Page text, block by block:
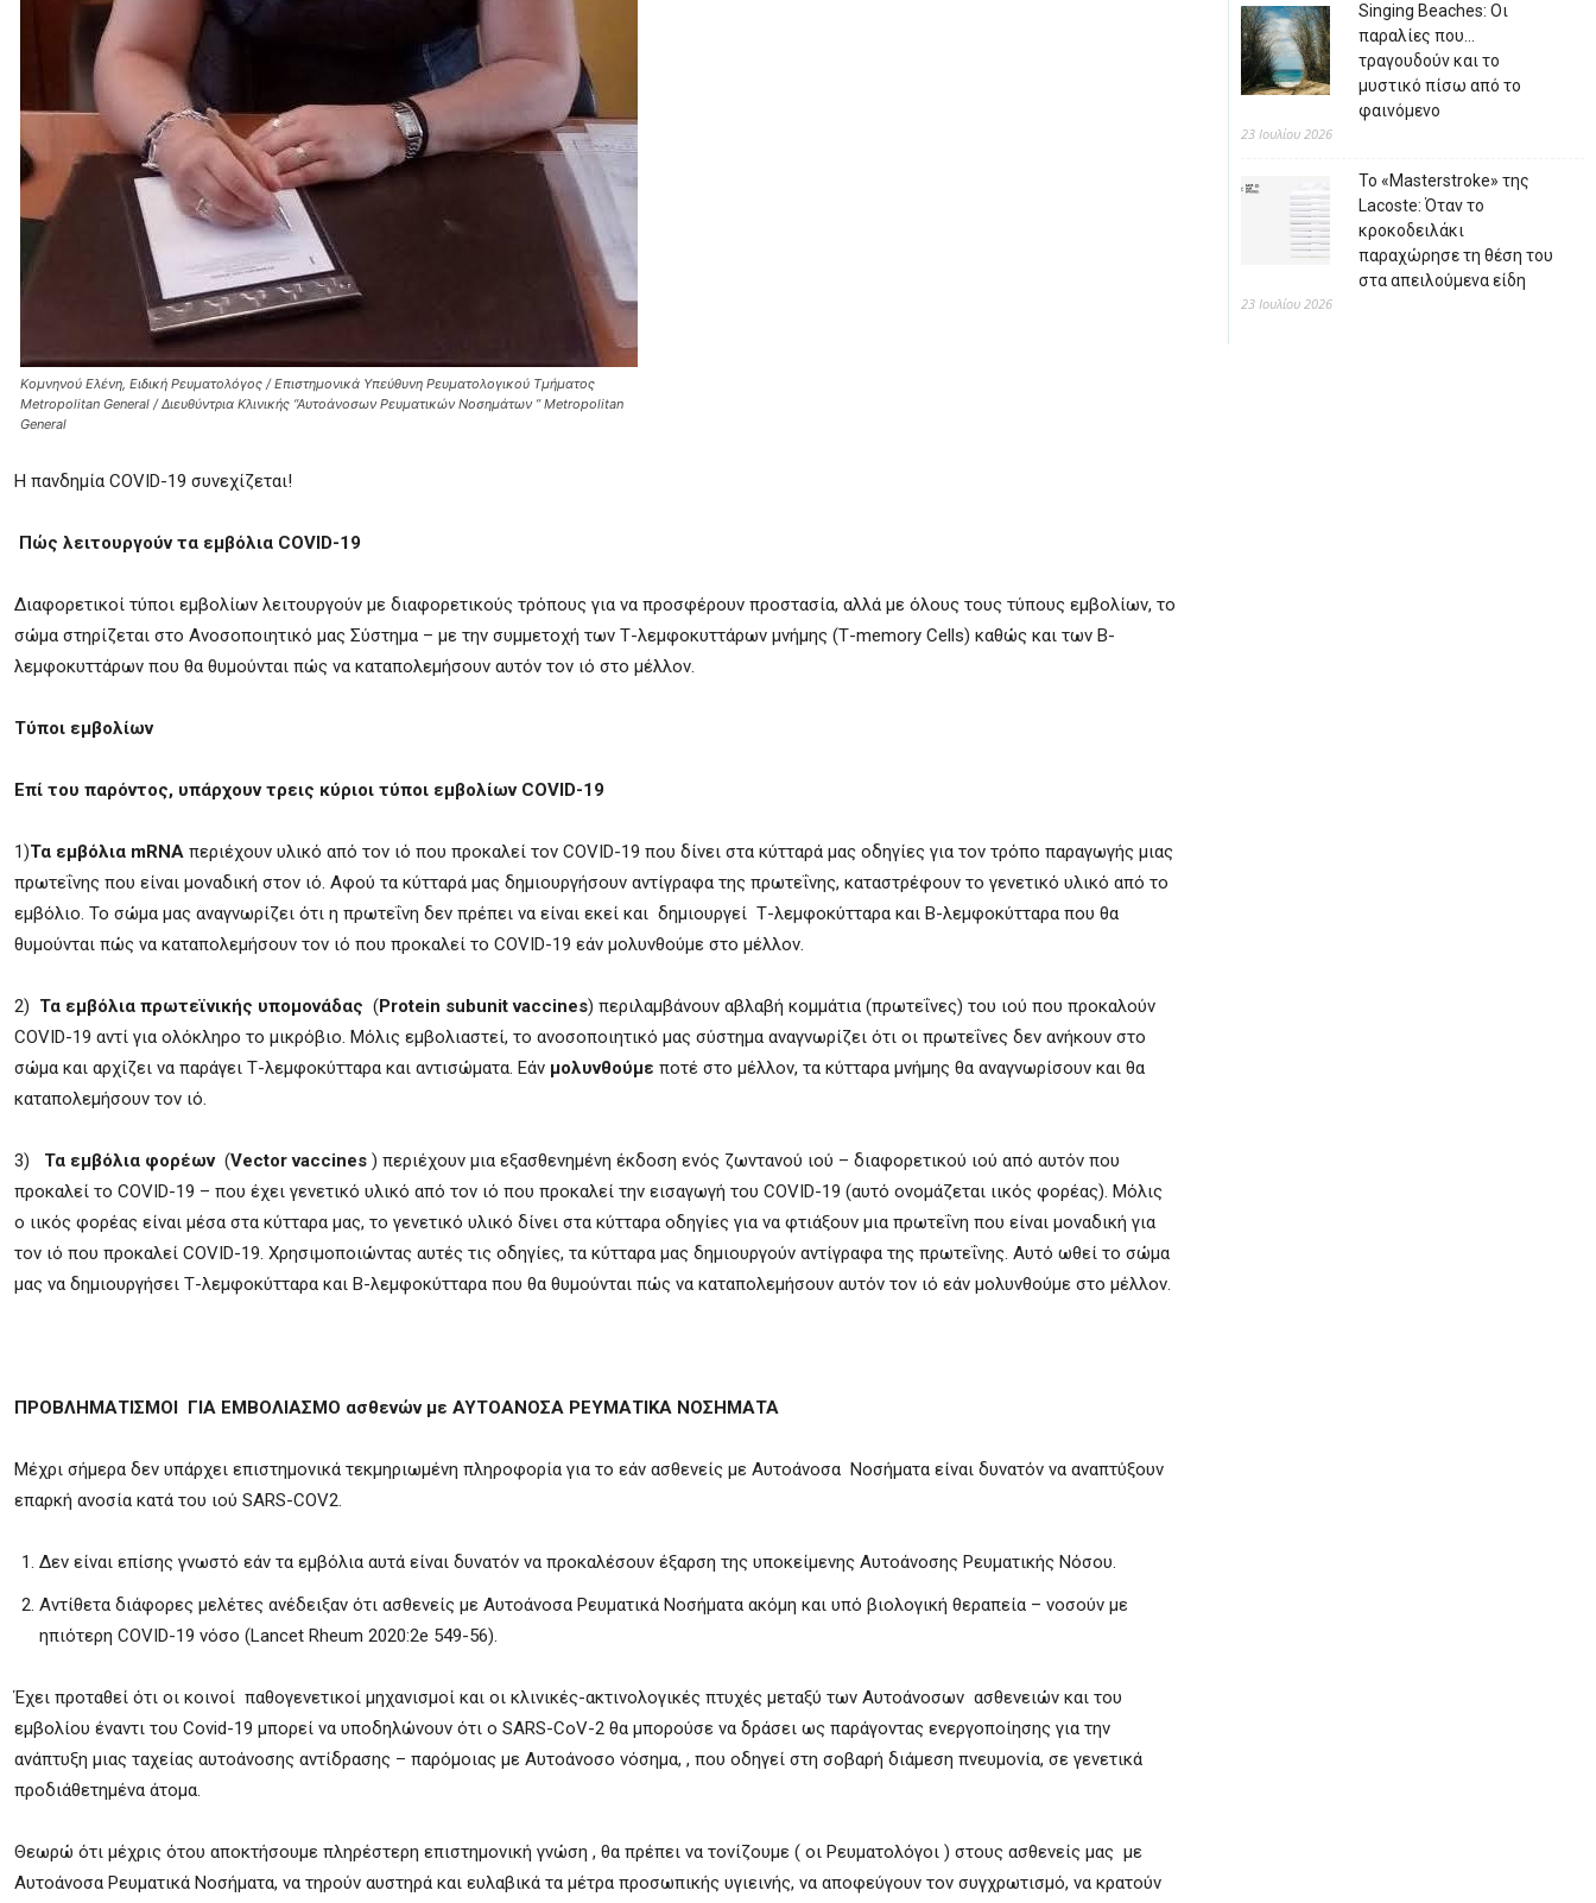
Κομνηνού Ελένη, Ειδική Ρευματολόγος / Επιστημονικά Υπεύθυνη Ρευματολογικού Τμήματος
Metropolitan General / Διευθύντρια Κλινικής “Αυτοάνοσων Ρευματικών Νοσημάτων ” Metropolitan
General
Η πανδημία COVID-19 συνεχίζεται!
Πώς λειτουργούν τα εμβόλια COVID-19
Διαφορετικοί τύποι εμβολίων λειτουργούν με διαφορετικούς τρόπους για να προσφέρουν προστασία, αλλά με όλους τους τύπους εμβολίων, το
σώμα στηρίζεται στο Ανοσοποιητικό μας Σύστημα – με την συμμετοχή των Τ-λεμφοκυττάρων μνήμης (Τ-memory Cells) καθώς και των Β-
λεμφοκυττάρων που θα θυμούνται πώς να καταπολεμήσουν αυτόν τον ιό στο μέλλον.
Τύποι εμβολίων
Επί του παρόντος, υπάρχουν τρεις κύριοι τύποι εμβολίων COVID-19
1)Τα εμβόλια mRNA περιέχουν υλικό από τον ιό που προκαλεί τον COVID-19 που δίνει στα κύτταρά μας οδηγίες για τον τρόπο παραγωγής μιας
πρωτεΐνης που είναι μοναδική στον ιό. Αφού τα κύτταρά μας δημιουργήσουν αντίγραφα της πρωτεΐνης, καταστρέφουν το γενετικό υλικό από το
εμβόλιο. Το σώμα μας αναγνωρίζει ότι η πρωτεΐνη δεν πρέπει να είναι εκεί και δημιουργεί Τ-λεμφοκύτταρα και Β-λεμφοκύτταρα που θα
θυμούνται πώς να καταπολεμήσουν τον ιό που προκαλεί το COVID-19 εάν μολυνθούμε στο μέλλον.
2) Τα εμβόλια πρωτεϊνικής υπομονάδας (Protein subunit vaccines) περιλαμβάνουν αβλαβή κομμάτια (πρωτεΐνες) του ιού που προκαλούν
COVID-19 αντί για ολόκληρο το μικρόβιο. Μόλις εμβολιαστεί, το ανοσοποιητικό μας σύστημα αναγνωρίζει ότι οι πρωτεΐνες δεν ανήκουν στο
σώμα και αρχίζει να παράγει Τ-λεμφοκύτταρα και αντισώματα. Εάν μολυνθούμε ποτέ στο μέλλον, τα κύτταρα μνήμης θα αναγνωρίσουν και θα
καταπολεμήσουν τον ιό.
3) Τα εμβόλια φορέων(Vector vaccines ) περιέχουν μια εξασθενημένη έκδοση ενός ζωντανού ιού – διαφορετικού ιού από αυτόν που
προκαλεί το COVID-19 – που έχει γενετικό υλικό από τον ιό που προκαλεί την εισαγωγή του COVID-19 (αυτό ονομάζεται ιικός φορέας). Μόλις
ο ιικός φορέας είναι μέσα στα κύτταρα μας, το γενετικό υλικό δίνει στα κύτταρα οδηγίες για να φτιάξουν μια πρωτεΐνη που είναι μοναδική για
τον ιό που προκαλεί COVID-19. Χρησιμοποιώντας αυτές τις οδηγίες, τα κύτταρα μας δημιουργούν αντίγραφα της πρωτεΐνης. Αυτό ωθεί το σώμα
μας να δημιουργήσει Τ-λεμφοκύτταρα και Β-λεμφοκύτταρα που θα θυμούνται πώς να καταπολεμήσουν αυτόν τον ιό εάν μολυνθούμε στο μέλλον.
ΠΡΟΒΛΗΜΑΤΙΣΜΟΙ ΓΙΑ ΕΜΒΟΛΙΑΣΜΟ ασθενών με ΑΥΤΟΑΝΟΣΑ ΡΕΥΜΑΤΙΚΑ ΝΟΣΗΜΑΤΑ
Μέχρι σήμερα δεν υπάρχει επιστημονικά τεκμηριωμένη πληροφορία για το εάν ασθενείς με Αυτοάνοσα Νοσήματα είναι δυνατόν να αναπτύξουν
επαρκή ανοσία κατά του ιού SARS-COV2.
Δεν είναι επίσης γνωστό εάν τα εμβόλια αυτά είναι δυνατόν να προκαλέσουν έξαρση της υποκείμενης Αυτοάνοσης Ρευματικής Νόσου.
Αντίθετα διάφορες μελέτες ανέδειξαν ότι ασθενείς με Αυτοάνοσα Ρευματικά Νοσήματα ακόμη και υπό βιολογική θεραπεία – νοσούν με
ηπιότερη COVID-19 νόσο (Lancet Rheum 2020:2e 549-56).
Έχει προταθεί ότι οι κοινοί παθογενετικοί μηχανισμοί και οι κλινικές-ακτινολογικές πτυχές μεταξύ των Αυτοάνοσων ασθενειών και του
εμβολίου έναντι του Covid-19 μπορεί να υποδηλώνουν ότι ο SARS-CoV-2 θα μπορούσε να δράσει ως παράγοντας ενεργοποίησης για την
ανάπτυξη μιας ταχείας αυτοάνοσης αντίδρασης – παρόμοιας με Αυτοάνοσο νόσημα, , που οδηγεί στη σοβαρή διάμεση πνευμονία, σε γενετικά
προδιάθετημένα άτομα.
Θεωρώ ότι μέχρις ότου αποκτήσουμε πληρέστερη επιστημονική γνώση , θα πρέπει να τονίζουμε ( οι Ρευματολόγοι ) στους ασθενείς μας με
Αυτοάνοσα Ρευματικά Νοσήματα, να τηρούν αυστηρά και ευλαβικά τα μέτρα προσωπικής υγιεινής, να αποφεύγουν τον συγχρωτισμό, να κρατούν
Singing Beaches: Οι
παραλίες που…
τραγουδούν και το
μυστικό πίσω από το
φαινόμενο
23 Ιουλίου 2026
Το «Masterstroke» της
Lacoste: Όταν το
κροκοδειλάκι
παραχώρησε τη θέση του
στα απειλούμενα είδη
23 Ιουλίου 2026